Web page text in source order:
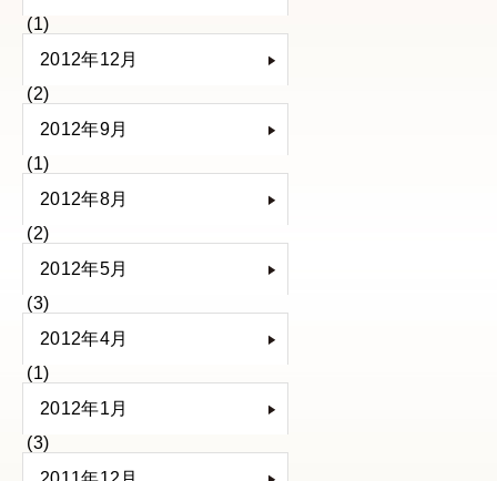
(1)
2012年12月
(2)
2012年9月
(1)
2012年8月
(2)
2012年5月
(3)
2012年4月
(1)
2012年1月
(3)